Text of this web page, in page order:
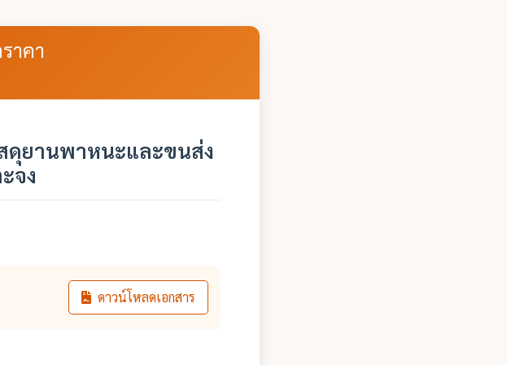
าคา
ดุยานพาหนะและขนส่ง
จง
ดาวน์โหลดเอกสาร